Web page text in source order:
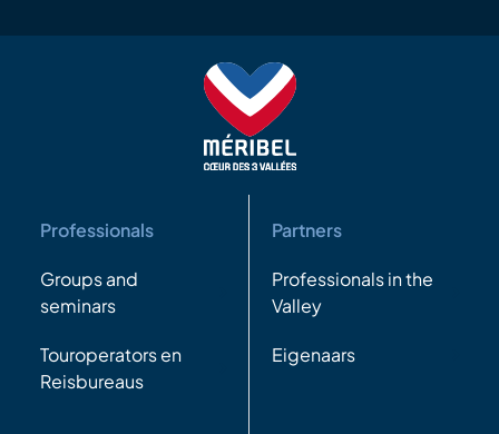
Professionals
Groups and
seminars
Touroperators en
Reisbureaus
Partners
Professionals in the
Valley
Eigenaars